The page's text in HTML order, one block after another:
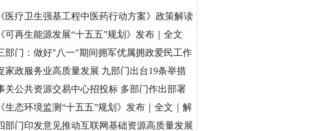
《医疗卫生强基工程中医药行动方案》政策解读
《可再生能源发展“十五五”规划》发布｜全文
部门：做好"八一"期间拥军优属拥政爱民工作
家政服务业高质量发展 九部门出台19条举措
关公共资源交易中心招投标 多部门作出部署
《生态环境监测“十五五”规划》发布｜全文｜解
部门印发意见推动互联网基础资源高质量发展